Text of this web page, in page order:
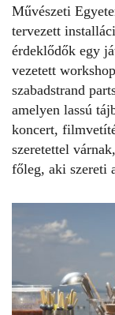
Művészeti
tervezett
érdeklődők egy
vezetett
szabadstrand
amelyen lassú
koncert,
szeretettel várnak,
főleg, aki szereti